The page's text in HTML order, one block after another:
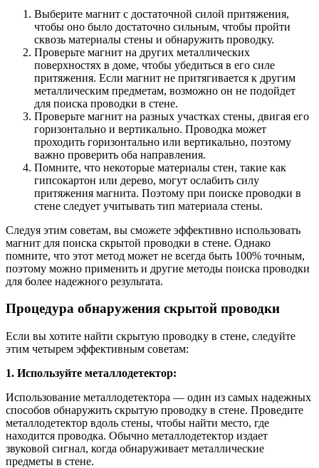
Выберите магнит с достаточной силой притяжения,
чтобы оно было достаточно сильным, чтобы пройти
сквозь материалы стены и обнаружить проводку.
Проверьте магнит на других металлических
поверхностях в доме, чтобы убедиться в его силе
притяжения. Если магнит не притягивается к другим
металлическим предметам, возможно он не подойдет
для поиска проводки в стене.
Проверьте магнит на разных участках стены, двигая его
горизонтально и вертикально. Проводка может
проходить горизонтально или вертикально, поэтому
важно проверить оба направления.
Помните, что некоторые материалы стен, такие как
гипсокартон или дерево, могут ослабить силу
притяжения магнита. Поэтому при поиске проводки в
стене следует учитывать тип материала стены.
Следуя этим советам, вы сможете эффективно использовать
магнит для поиска скрытой проводки в стене. Однако
помните, что этот метод может не всегда быть 100% точным,
поэтому можно применить и другие методы поиска проводки
для более надежного результата.
Процедура обнаружения скрытой проводки
Если вы хотите найти скрытую проводку в стене, следуйте
этим четырем эффективным советам:
1. Используйте металлодетектор:
Использование металлодетектора — один из самых надежных
способов обнаружить скрытую проводку в стене. Проведите
металлодетектор вдоль стены, чтобы найти место, где
находится проводка. Обычно металлодетектор издает
звуковой сигнал, когда обнаруживает металлические
предметы в стене.